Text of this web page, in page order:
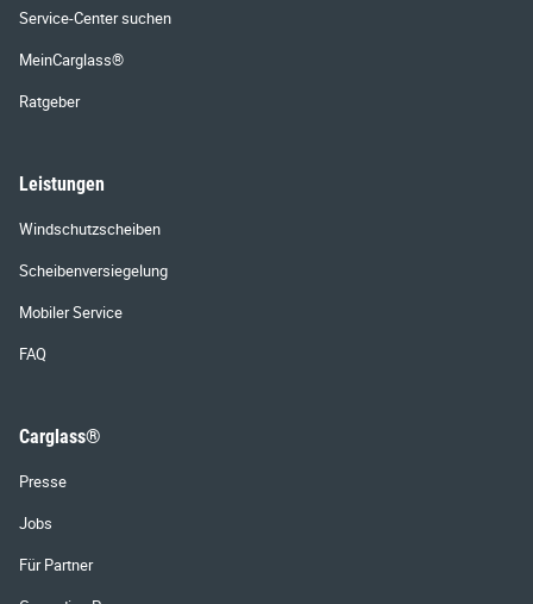
Service-Center suchen
MeinCarglass®
Ratgeber
Leistungen
Windschutzscheiben
Scheibenversiegelung
Mobiler Service
FAQ
Carglass®
Presse
Jobs
Für Partner